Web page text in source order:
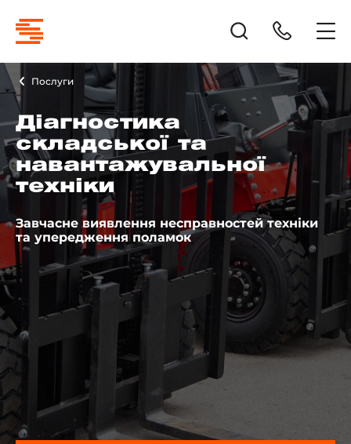
Послуги
Діагностика
складської та
навантажувальної
техніки
Завчасне виявлення несправностей техніки
та упередження поламок